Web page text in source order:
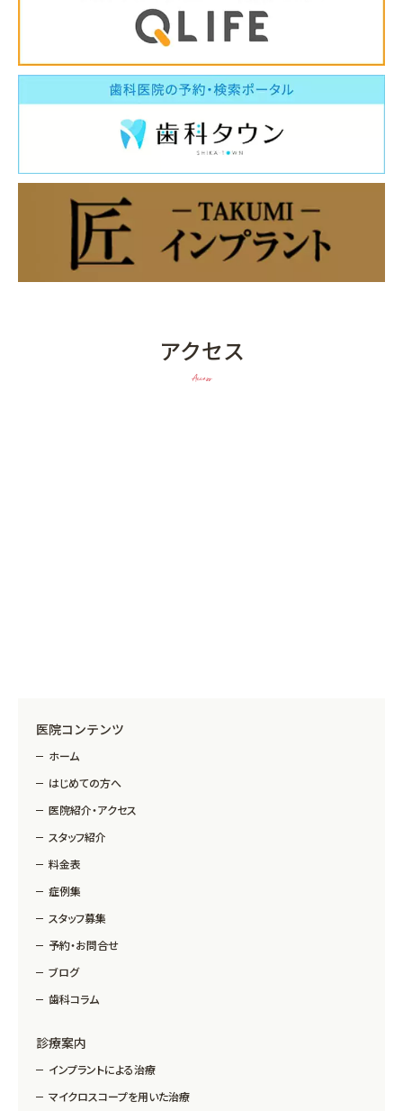
アクセス
Access
医院コンテンツ
ホーム
はじめての方へ
医院紹介・アクセス
スタッフ紹介
料金表
症例集
スタッフ募集
予約・お問合せ
ブログ
歯科コラム
診療案内
インプラントによる治療
マイクロスコープを用いた治療